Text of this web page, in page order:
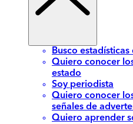
Busco
Quiero conocer
estado
Soy periodista
Quiero conocer
señales de
Quiero aprender